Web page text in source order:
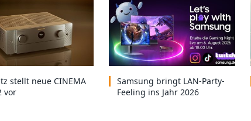
stellt neue CINEMA
vor
Samsung bringt LAN-Party-
Feeling ins Jahr 2026